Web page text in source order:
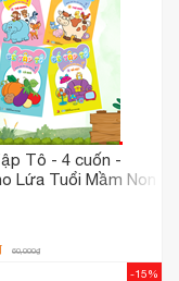
Tô - 4 cuốn -
Lứa Tuổi Mầm Non
60,000₫
-15%